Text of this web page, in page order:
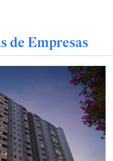
de Empresas